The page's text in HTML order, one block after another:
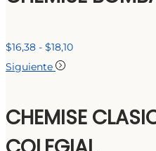
$16,38 - $18,10Rango
$16,38
hasta
Siguiente
CHEMISE